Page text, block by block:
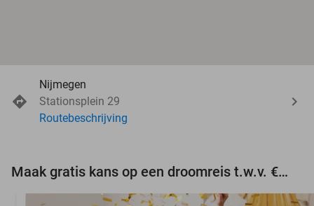
Nijmegen
Stationsplein 29
Routebeschrijving
Maak gratis kans op een droomreis t.w.v. €3.000!